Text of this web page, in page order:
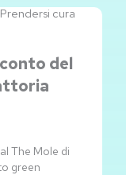
del
The Mole di
green